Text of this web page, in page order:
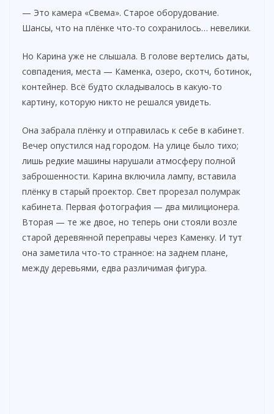
— Это камера «Свема». Старое оборудование.
Шансы, что на плёнке что-то сохранилось… невелики.
Но Карина уже не слышала. В голове вертелись даты,
совпадения, места — Каменка, озеро, скотч, ботинок,
контейнер. Всё будто складывалось в какую-то
картину, которую никто не решался увидеть.
Она забрала плёнку и отправилась к себе в кабинет.
Вечер опустился над городом. На улице было тихо;
лишь редкие машины нарушали атмосферу полной
заброшенности. Карина включила лампу, вставила
плёнку в старый проектор. Свет прорезал полумрак
кабинета. Первая фотография — два милиционера.
Вторая — те же двое, но теперь они стояли возле
старой деревянной переправы через Каменку. И тут
она заметила что-то странное: на заднем плане,
между деревьями, едва различимая фигура.